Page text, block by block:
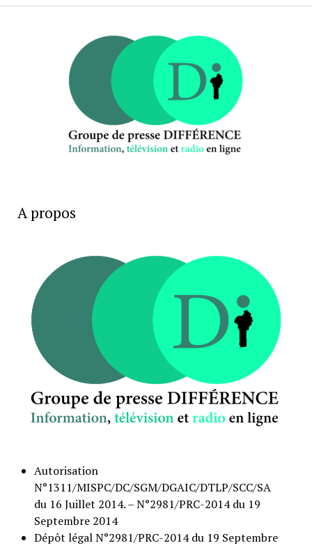
A propos
Autorisation
N°1311/MISPC/DC/SGM/DGAIC/DTLP/SCC/SA
du 16 Juillet 2014. – N°2981/PRC-2014 du 19
Septembre 2014
Dépôt légal N°2981/PRC-2014 du 19 Septembre